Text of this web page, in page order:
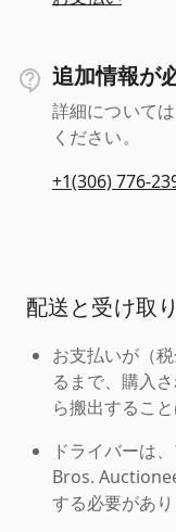
追加情報が
詳細について
ください。
+1(306) 776-
配送と受け取り
お支払いが（
るまで、購入
ら搬出すること
ドライバーは
Bros.
する必要があり